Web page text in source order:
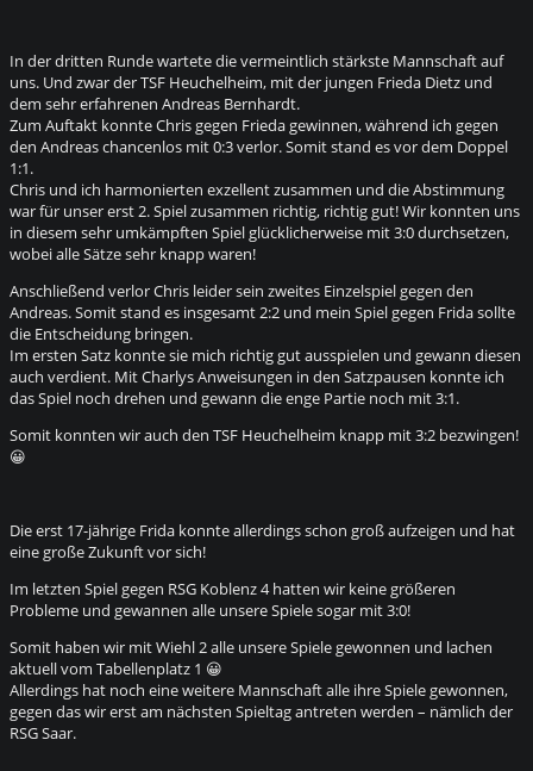
In der dritten Runde wartete die vermeintlich stärkste Mannschaft auf
uns. Und zwar der TSF Heuchelheim, mit der jungen Frieda Dietz und
dem sehr erfahrenen Andreas Bernhardt.
Zum Auftakt konnte Chris gegen Frieda gewinnen, während ich gegen
den Andreas chancenlos mit 0:3 verlor. Somit stand es vor dem Doppel
1:1.
Chris und ich harmonierten exzellent zusammen und die Abstimmung
war für unser erst 2. Spiel zusammen richtig, richtig gut! Wir konnten uns
in diesem sehr umkämpften Spiel glücklicherweise mit 3:0 durchsetzen,
wobei alle Sätze sehr knapp waren!
Anschließend verlor Chris leider sein zweites Einzelspiel gegen den
Andreas. Somit stand es insgesamt 2:2 und mein Spiel gegen Frida sollte
die Entscheidung bringen.
Im ersten Satz konnte sie mich richtig gut ausspielen und gewann diesen
auch verdient. Mit Charlys Anweisungen in den Satzpausen konnte ich
das Spiel noch drehen und gewann die enge Partie noch mit 3:1.
Somit konnten wir auch den TSF Heuchelheim knapp mit 3:2 bezwingen!
😀
Die erst 17-jährige Frida konnte allerdings schon groß aufzeigen und hat
eine große Zukunft vor sich!
Im letzten Spiel gegen RSG Koblenz 4 hatten wir keine größeren
Probleme und gewannen alle unsere Spiele sogar mit 3:0!
Somit haben wir mit Wiehl 2 alle unsere Spiele gewonnen und lachen
aktuell vom Tabellenplatz 1 😀
Allerdings hat noch eine weitere Mannschaft alle ihre Spiele gewonnen,
gegen das wir erst am nächsten Spieltag antreten werden – nämlich der
RSG Saar.